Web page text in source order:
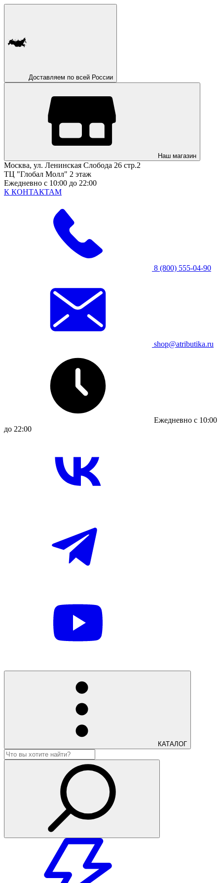
Доставляем по всей России
Наш магазин
Москва, ул. Ленинская Слобода 26 стр.2
ТЦ "Глобал Молл" 2 этаж
Ежедневно с 10:00 до 22:00
К КОНТАКТАМ
8 (800) 555-04-90
shop@atributika.ru
Ежедневно с 10:00
до 22:00
КАТАЛОГ